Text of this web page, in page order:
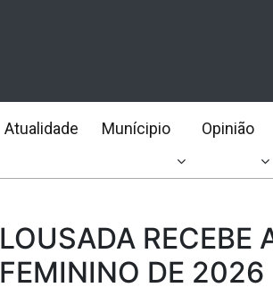
Atualidade Munícipio Opinião
LOUSADA RECEBE
FEMININO DE 2026